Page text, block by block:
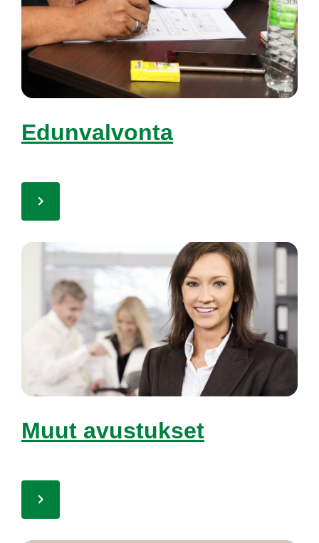
Edun­val­von­ta
Muut avus­tuk­set